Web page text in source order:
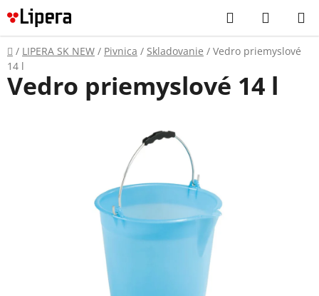
Prejsť
na
obsah
Hľadať
KOŠÍK
Domov
/ LIPERA SK NEW / Pivnica / Skladovanie / Vedro priemyslové
14 l
Vedro priemyslové 14 l